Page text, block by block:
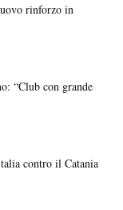
rinforzo in
“Club con grande
contro il Catania